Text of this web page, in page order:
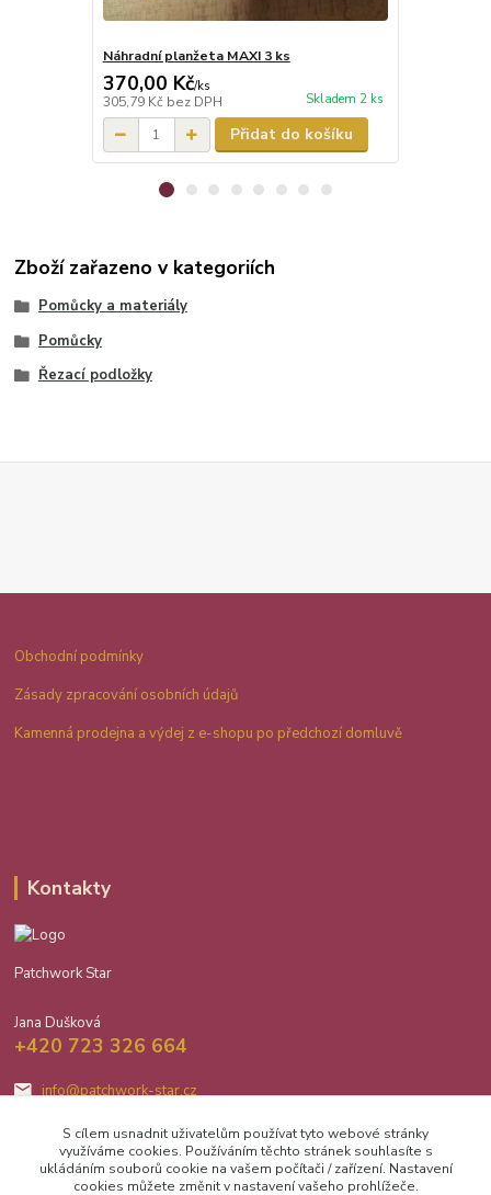
Náhradní planžeta MAXI 3 ks
370,00 Kč/ks
305,79 Kč bez DPH Skladem 2 ks
Přidat do košíku
Zboží zařazeno v kategoriích
Pomůcky a materiály
Pomůcky
Řezací podložky
Obchodní podmínky
Zásady zpracování osobních údajů
Kamenná prodejna a výdej z e-shopu po předchozí domluvě
Kontakty
Patchwork Star
Jana Dušková
+420 723 326 664
info@patchwork-star.cz
S cílem usnadnit uživatelům používat tyto webové stránky
využíváme cookies. Používáním těchto stránek souhlasíte s
ukládáním souborů cookie na vašem počítači / zařízení. Nastavení
cookies můžete změnit v nastavení vašeho prohlížeče.